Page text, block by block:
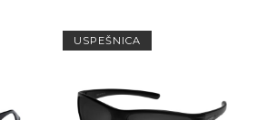
USPEŠNICA